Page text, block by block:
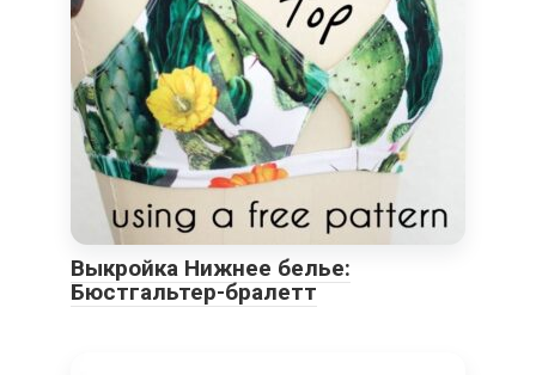
Выкройка Нижнее белье:
Бюстгальтер-бралетт